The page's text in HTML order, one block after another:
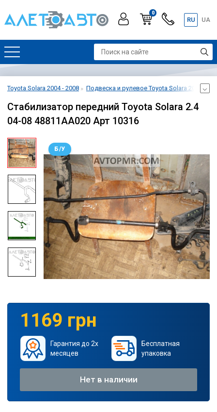
0
RU UA
Toyota Solara 2004 - 2008 Подвеска и рулевое Toyota Solara 2004 -
Стабилизатор передний Toyota Solara 2.4
04-08 48811AA020 Арт 10316
Б/У
1169 грн
Гарантия до 2х
месяцев
Бесплатная
упаковка
Нет в наличии